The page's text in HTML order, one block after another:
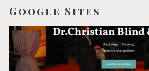
Google Sites